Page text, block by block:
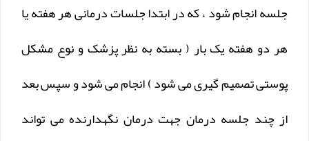
جلسه انجام شود ، که در ابتدا جلسات درمانی هر هفته یا
هر دو هفته یک بار ( بسته به نظر پزشک و نوع مشکل
پوستی تصمیم گیری می شود ) انجام می شود و سپس بعد
از چند جلسه درمان جهت درمان نگهدارنده می تواند